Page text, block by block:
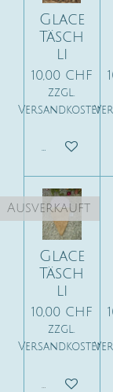
Glace
Täsch
li
10,00 CHF
zzgl.
Versandkosten
In den
Ausverkauft
Glace
Täsch
li
10,00 CHF
zzgl.
Versandkosten